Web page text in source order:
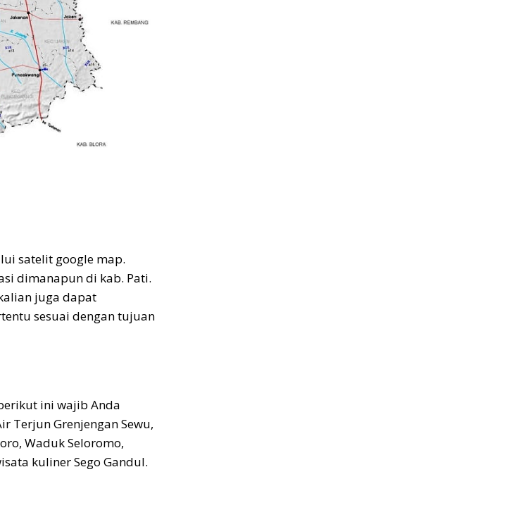
satelit google map.
dimanapun di kab. Pati.
juga dapat
sesuai dengan tujuan
ini wajib Anda
Terjun Grenjengan Sewu,
Waduk Seloromo,
kuliner Sego Gandul.